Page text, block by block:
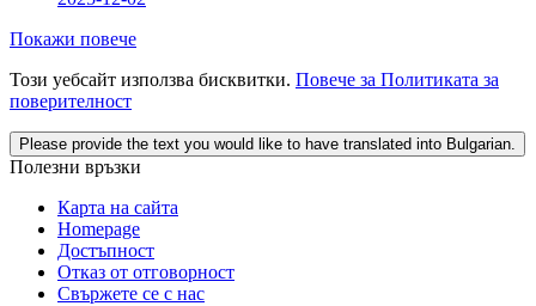
Покажи повече
Този уебсайт използва бисквитки. Повече за Политиката за
поверителност
Please provide the text you would like to have translated into Bulgarian.
Полезни връзки
Карта на сайта
Homepage
Достъпност
Отказ от отговорност
Свържете се с нас